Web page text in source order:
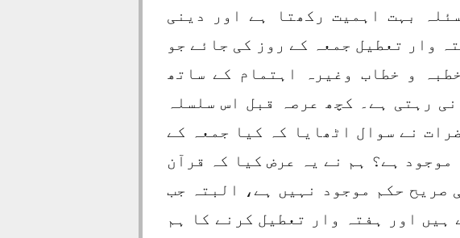
بہت اہمیت رکھتا ہے اور دینی
وار تعطیل جمعہ کے روز کی جائے جو
و خطاب وغیرہ اہتمام کے ساتھ
رہتی ہے۔ کچھ عرصہ قبل اس سلسلہ
نے سوال اٹھایا کہ کیا جمعہ کے
ہے؟ ہم نے یہ عرض کیا کہ قرآن
صریح حکم موجود نہیں ہے، البتہ جب
ہیں اور ہفتہ وار تعطیل کرنے کا ہم